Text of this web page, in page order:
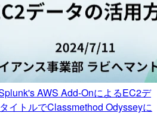
AWS Add-OnによるEC2デ
イトルでClassmethod Odysseyに